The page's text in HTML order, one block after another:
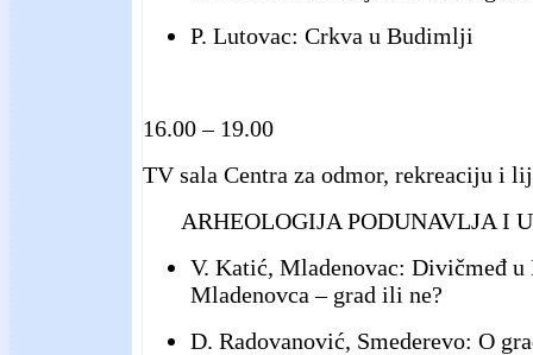
P. Lutovac: Crkva u Budimlji
16.00 – 19.00
TV sala Centra za odmor, rekreaciju i
ARHEOLOGIJA PODUNAVLJA I
V. Katić, Mladenovac: Divičmeđ u
Mladenovca – grad ili ne?
D. Radovanović, Smederevo: O